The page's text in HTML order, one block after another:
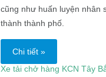
cũng như huấn luyện nhân
thành thành phố.
Chi tiết »
Xe tải chở hàng KCN Tây